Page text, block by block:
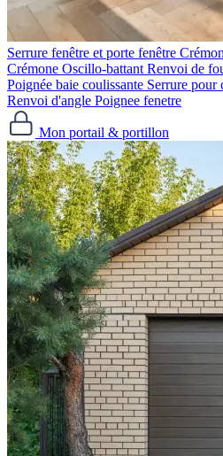
Serrure fenêtre et porte fenêtre
Crémone Oscillo-battant Renvoi de
Poignée baie coulissante Serrure pour
Renvoi d'angle Poignee fenetre
Mon portail & portillon